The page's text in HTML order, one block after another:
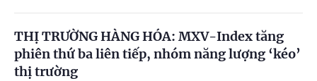
THỊ TRƯỜNG HÀNG HÓA: MXV-Index tăng
phiên thứ ba liên tiếp, nhóm năng lượng ‘kéo’
thị trường